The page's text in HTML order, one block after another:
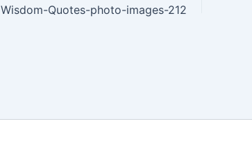
Wisdom-Quotes-photo-images-212